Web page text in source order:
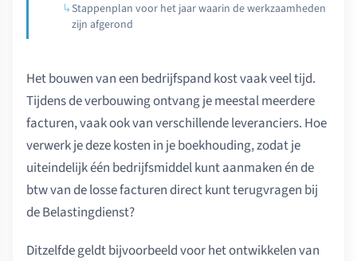
Stappenplan voor het jaar waarin de werkzaamheden
zijn afgerond
Het bouwen van een bedrijfspand kost vaak veel tijd.
Tijdens de verbouwing ontvang je meestal meerdere
facturen, vaak ook van verschillende leveranciers. Hoe
verwerk je deze kosten in je boekhouding, zodat je
uiteindelijk één bedrijfsmiddel kunt aanmaken én de
btw van de losse facturen direct kunt terugvragen bij
de Belastingdienst?
Ditzelfde geldt bijvoorbeeld voor het ontwikkelen van